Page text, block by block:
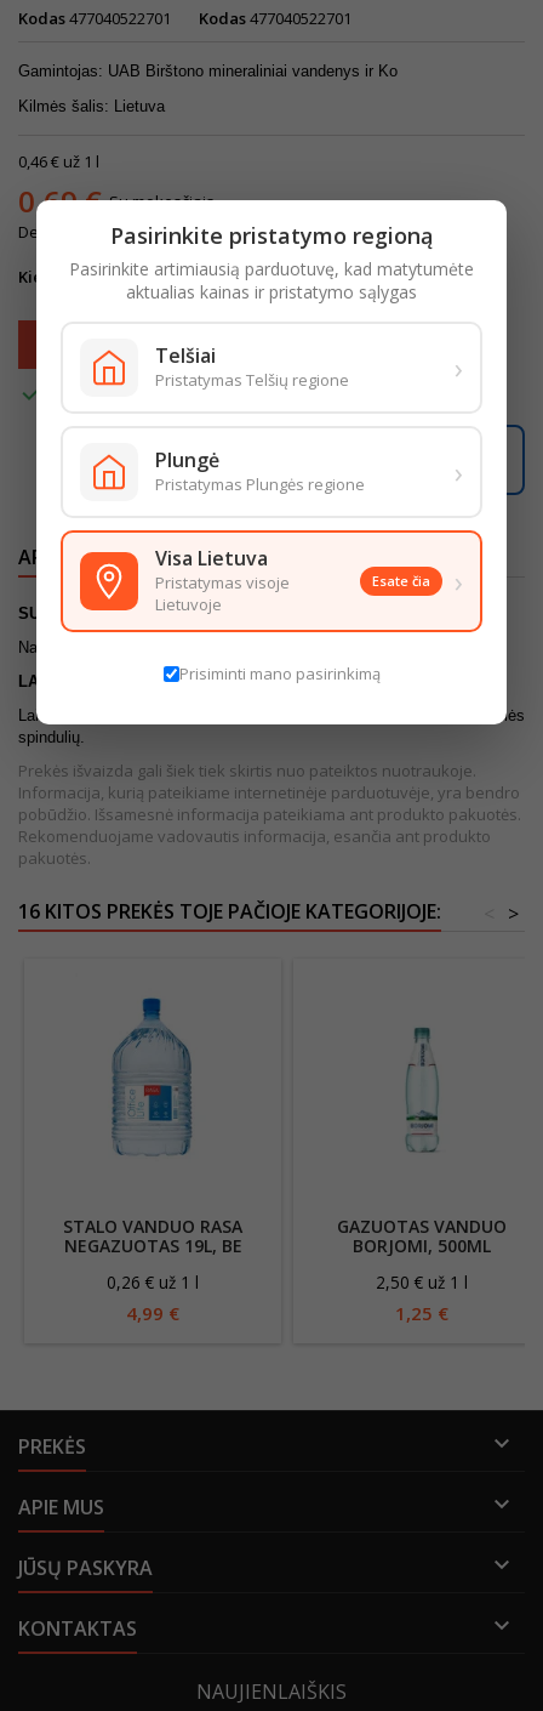
Kodas477040522701 Kodas477040522701
Gamintojas: UAB Birštono mineraliniai vandenys ir Ko
Kilmės šalis: Lietuva
0,46 € už 1 l
0,69 € Su mokesčiais
Depozito kaina: 0,10 € (su mok.)
Kiekis
Į krepšelį

Užsisakę šiandien, pristatysime per
APRAŠYMAS IŠSAMI PREKĖS INFORMACIJA
SUDEDAMOSIOS DALYS
Natūralus mineralinis vanduo, anglies dioksidas.
LAIKYMO SĄLYGOS
Laikyti (+5÷+25)˚C temperatūroje. Saugoti nuo tiesioginių saulės
spindulių.
Prekės išvaizda gali šiek tiek skirtis nuo pateiktos nuotraukoje.
Informacija, kurią pateikiame internetinėje parduotuvėje, yra bendro
pobūdžio. Išsamesnė informacija pateikiama ant produkto pakuotės.
Rekomenduojame vadovautis informacija, esančia ant produkto
pakuotės.
16 KITOS PREKĖS TOJE PAČIOJE KATEGORIJOJE: >
STALO VANDUO RASA
NEGAZUOTAS 19L, BE
0,26 € už 1 l
4,99 €
GAZUOTAS VANDUO
BORJOMI, 500ML
2,50 € už 1 l
1,25 €
PREKĖS 
APIE MUS 
JŪSŲ PASKYRA 
KONTAKTAS 
NAUJIENLAIŠKIS
Pasirinkite pristatymo regioną
Pasirinkite artimiausią parduotuvę, kad matytumėte
aktualias kainas ir pristatymo sąlygas
Telšiai
Pristatymas Telšių regione ›
Plungė
Pristatymas Plungės regione ›
Visa Lietuva
Pristatymas visoje
Lietuvoje
Esate čia ›
Prisiminti mano pasirinkimą